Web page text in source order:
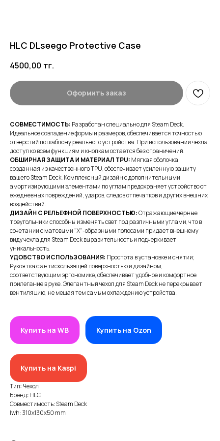
HLC DLseego Protective Case
4500,00 тг.
Оформить заказ
СОВМЕСТИМОСТЬ: Разработан специально для Steam Deck.
Идеальное совпадение формы и размеров, обеспечивается точностью
отверстий по шаблону реального устройства. При использовании чехла
доступ ко всем функциям и кнопкам остается без ограничений.
ОБШИРНАЯ ЗАЩИТА И МАТЕРИАЛ TPU: Мягкая оболочка,
созданная из качественного TPU, обеспечивает усиленную защиту
вашего Steam Deck. Комплексный дизайн с дополнительными
амортизирующими элементами по углам предохраняет устройство от
ежедневных повреждений, ударов, следов отпечатков и других внешних
воздействий.
ДИЗАЙН С РЕЛЬЕФНОЙ ПОВЕРХНОСТЬЮ:Отражающие черные
треугольники способны изменять свет под различными углами, что в
сочетании с матовыми "X"-образными полосами придает внешнему
виду чехла для Steam Deck выразительность и подчеркивает
уникальность.
УДОБСТВО ИСПОЛЬЗОВАНИЯ: Простота в установке и снятии;
Рукоятка с антискользящей поверхностью и дизайном,
соответствующим эргономике, обеспечивает удобное и комфортное
прилегание в руке. Элегантный чехол для Steam Deck не перекрывает
вентиляцию, не мешая тем самым охлаждению устройства.
Купить на WB Купить на Ozon
Купить на Kaspi
Тип: Чехол
Бренд: HLC
Совместимость: Steam Deck
lwh: 310x130x50 mm
БИН/ИИН: 951227300034
ИИК: KZ95722S000007569370
КАТЕГОРИИ
Хиты продаж
Новинки 2025
VR/AR устройства, консоли, роботы